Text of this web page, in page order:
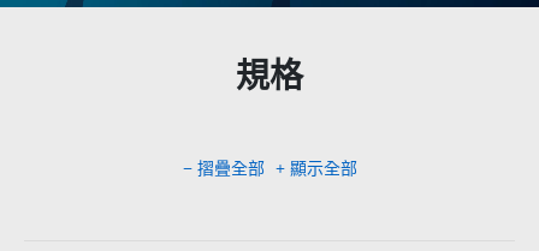
規格
− 摺疊全部 + 顯示全部